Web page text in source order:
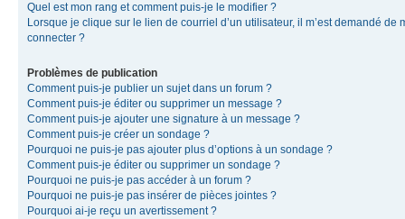
Quel est mon rang et comment puis-je le modifier ?
Lorsque je clique sur le lien de courriel d’un utilisateur, il m’est demandé de
connecter ?
Problèmes de publication
Comment puis-je publier un sujet dans un forum ?
Comment puis-je éditer ou supprimer un message ?
Comment puis-je ajouter une signature à un message ?
Comment puis-je créer un sondage ?
Pourquoi ne puis-je pas ajouter plus d’options à un sondage ?
Comment puis-je éditer ou supprimer un sondage ?
Pourquoi ne puis-je pas accéder à un forum ?
Pourquoi ne puis-je pas insérer de pièces jointes ?
Pourquoi ai-je reçu un avertissement ?